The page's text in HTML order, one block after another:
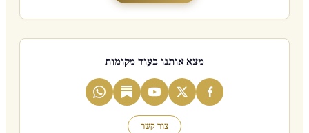
מצא אותנו בעוד מקומות
צור קשר